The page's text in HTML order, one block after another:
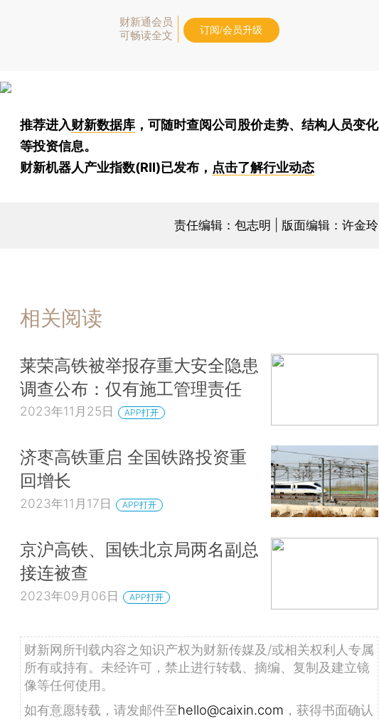
财新通会员
可畅读全文
订阅/会员升级
推荐进入财新数据库 ，可随时查阅公司股价走势、结构人员变化
等投资信息。
财新机器人产业指数(RII)已发布， 点击了解行业动态
责任编辑：包志明 | 版面编辑：许金玲
相关阅读
莱荣高铁被举报存重大安全隐患
调查公布：仅有施工管理责任
2023年11月25日 APP打开
济枣高铁重启 全国铁路投资重
回增长
2023年11月17日 APP打开
京沪高铁、国铁北京局两名副总
接连被查
2023年09月06日 APP打开
财新网所刊载内容之知识产权为财新传媒及/或相关权利人专属
所有或持有。未经许可，禁止进行转载、摘编、复制及建立镜
像等任何使用。
如有意愿转载，请发邮件至hello@caixin.com ，获得书面确认